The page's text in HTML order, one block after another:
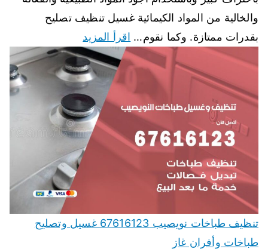
والخالية من المواد الكيمائية غسيل تنظيف تصليح
بقدرات ممتازة. وكما نقوم… اقرأ المزيد
تنظيف طباخات نويصيب 67616123 غسيل وتصليح
طباخات وأفران غاز